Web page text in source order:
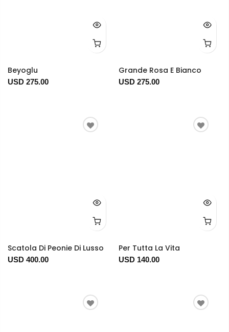
Beyoglu
USD 275.00
Grande Rosa E Bianco
USD 275.00
Scatola Di Peonie Di Lusso
USD 400.00
Per Tutta La Vita
USD 140.00